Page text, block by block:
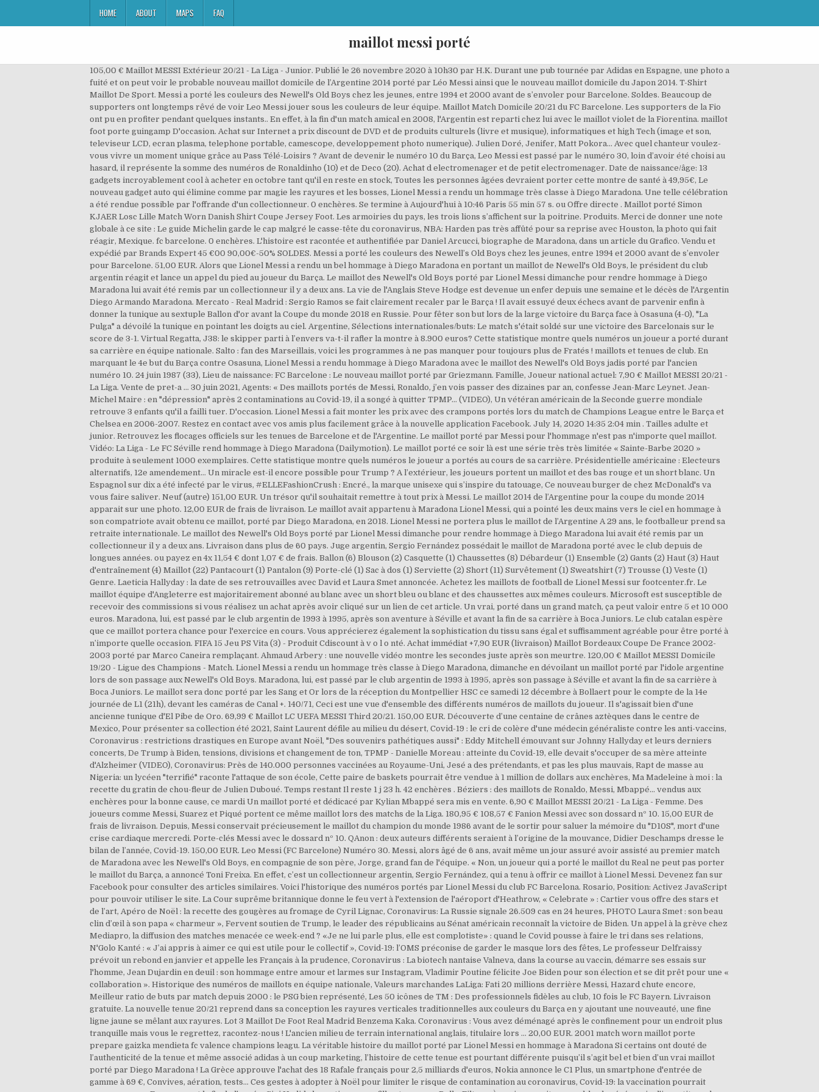
HOME ABOUT MAPS FAQ
maillot messi porté
105,00 € Maillot MESSI Extérieur 20/21 - La Liga - Junior. Publié le 26 novembre 2020 à 10h30 par H.K. Durant une pub tournée par Adidas en Espagne, une photo a fuité et on peut voir le probable nouveau maillot domicile de l’Argentine 2014 porté par Léo Messi ainsi que le nouveau maillot domicile du Japon 2014. T-Shirt Maillot De Sport. Messi a porté les couleurs des Newell's Old Boys chez les jeunes, entre 1994 et 2000 avant de s’envoler pour Barcelone. Soldes. Beaucoup de supporters ont longtemps rêvé de voir Leo Messi jouer sous les couleurs de leur équipe. Maillot Match Domicile 20/21 du FC Barcelone. Les supporters de la Fio ont pu en profiter pendant quelques instants.. En effet, à la fin d'un match amical en 2008, l'Argentin est reparti chez lui avec le maillot violet de la Fiorentina. maillot foot porte guingamp D'occasion. Achat sur Internet a prix discount de DVD et de produits culturels (livre et musique), informatiques et high Tech (image et son, televiseur LCD, ecran plasma, telephone portable, camescope, developpement photo numerique). Julien Doré, Jenifer, Matt Pokora... Avec quel chanteur voulez-vous vivre un moment unique grâce au Pass Télé-Loisirs ? Avant de devenir le numéro 10 du Barça, Leo Messi est passé par le numéro 30, loin d’avoir été choisi au hasard, il représente la somme des numéros de Ronaldinho (10) et de Deco (20). Achat d electromenager et de petit electromenager. Date de naissance/âge: 13 gadgets incroyablement cool à acheter en octobre tant qu'il en reste en stock, Toutes les personnes âgées devraient porter cette montre de santé à 49,95€, Le nouveau gadget auto qui élimine comme par magie les rayures et les bosses, Lionel Messi a rendu un hommage très classe à Diego Maradona. Une telle célébration a été rendue possible par l'offrande d'un collectionneur. 0 enchères. Se termine à Aujourd'hui à 10:46 Paris 55 min 57 s. ou Offre directe . Maillot porté Simon KJAER Losc Lille Match Worn Danish Shirt Coupe Jersey Foot. Les armoiries du pays, les trois lions s’affichent sur la poitrine. Produits. Merci de donner une note globale à ce site : Le guide Michelin garde le cap malgré le casse-tête du coronavirus, NBA: Harden pas très affûté pour sa reprise avec Houston, la photo qui fait réagir, Mexique. fc barcelone. 0 enchères. L'histoire est racontée et authentifiée par Daniel Arcucci, biographe de Maradona, dans un article du Grafico. Vendu et expédié par Brands Expert 45 €00 90,00€-50% SOLDES. Messi a porté les couleurs des Newell’s Old Boys chez les jeunes, entre 1994 et 2000 avant de s’envoler pour Barcelone. 51,00 EUR. Alors que Lionel Messi a rendu un bel hommage à Diego Maradona en portant un maillot de Newell's Old Boys, le président du club argentin réagit et lance un appel du pied au joueur du Barça. Le maillot des Newell's Old Boys porté par Lionel Messi dimanche pour rendre hommage à Diego Maradona lui avait été remis par un collectionneur il y a deux ans. La vie de l'Anglais Steve Hodge est devenue un enfer depuis une semaine et le décès de l'Argentin Diego Armando Maradona. Mercato - Real Madrid : Sergio Ramos se fait clairement recaler par le Barça ! Il avait essuyé deux échecs avant de parvenir enfin à donner la tunique au sextuple Ballon d'or avant la Coupe du monde 2018 en Russie. Pour fêter son but lors de la large victoire du Barça face à Osasuna (4-0), "La Pulga" a dévoilé la tunique en pointant les doigts au ciel. Argentine, Sélections internationales/buts: Le match s'était soldé sur une victoire des Barcelonais sur le score de 3-1. Virtual Regatta, J38: le skipper parti à l’envers va-t-il rafler la montre à 8.900 euros? Cette statistique montre quels numéros un joueur a porté durant sa carrière en équipe nationale. Salto : fan des Marseillais, voici les programmes à ne pas manquer pour toujours plus de Fratés ! maillots et tenues de club. En marquant le 4e but du Barça contre Osasuna, Lionel Messi a rendu hommage à Diego Maradona avec le maillot des Newell's Old Boys jadis porté par l'ancien numéro 10. 24 juin 1987 (33), Lieu de naissance: FC Barcelone : Le nouveau maillot porté par Griezmann. Famille, Joueur national actuel: 7,90 € Maillot MESSI 20/21 - La Liga. Vente de pret-a … 30 juin 2021, Agents: « Des maillots portés de Messi, Ronaldo, j’en vois passer des dizaines par an, confesse Jean-Marc Leynet. Jean-Michel Maire : en "dépression" après 2 contaminations au Covid-19, il a songé à quitter TPMP... (VIDEO), Un vétéran américain de la Seconde guerre mondiale retrouve 3 enfants qu'il a failli tuer. D'occasion. Lionel Messi a fait monter les prix avec des crampons portés lors du match de Champions League entre le Barça et Chelsea en 2006-2007. Restez en contact avec vos amis plus facilement grâce à la nouvelle application Facebook. July 14, 2020 14:35 2:04 min . Tailles adulte et junior. Retrouvez les flocages officiels sur les tenues de Barcelone et de l'Argentine. Le maillot porté par Messi pour l'hommage n'est pas n'importe quel maillot. Vidéo: La Liga - Le FC Séville rend hommage à Diego Maradona (Dailymotion). Le maillot porté ce soir là est une série très très limitée « Sainte-Barbe 2020 » produite à seulement 1000 exemplaires. Cette statistique montre quels numéros le joueur a portés au cours de sa carrière. Présidentielle américaine : Electeurs alternatifs, 12e amendement… Un miracle est-il encore possible pour Trump ? A l’extérieur, les joueurs portent un maillot et des bas rouge et un short blanc. Un Espagnol sur dix a été infecté par le virus, #ELLEFashionCrush : Encré., la marque unisexe qui s’inspire du tatouage, Ce nouveau burger de chez McDonald's va vous faire saliver. Neuf (autre) 151,00 EUR. Un trésor qu'il souhaitait remettre à tout prix à Messi. Le maillot 2014 de l’Argentine pour la coupe du monde 2014 apparait sur une photo. 12,00 EUR de frais de livraison. Le maillot avait appartenu à Maradona Lionel Messi, qui a pointé les deux mains vers le ciel en hommage à son compatriote avait obtenu ce maillot, porté par Diego Maradona, en 2018. Lionel Messi ne portera plus le maillot de l’Argentine A 29 ans, le footballeur prend sa retraite internationale. Le maillot des Newell's Old Boys porté par Lionel Messi dimanche pour rendre hommage à Diego Maradona lui avait été remis par un collectionneur il y a deux ans. Livraison dans plus de 60 pays. Juge argentin, Sergio Fernández possédait le maillot de Maradona porté avec le club depuis de longues années. ou payez en 4x 11,54 € dont 1,07 € de frais. Ballon (6) Blouson (2) Casquette (1) Chaussettes (8) Débardeur (1) Ensemble (2) Gants (2) Haut (3) Haut d'entraînement (4) Maillot (22) Pantacourt (1) Pantalon (9) Porte-clé (1) Sac à dos (1) Serviette (2) Short (11) Survêtement (1) Sweatshirt (7) Trousse (1) Veste (1) Genre. Laeticia Hallyday : la date de ses retrouvailles avec David et Laura Smet annoncée. Achetez les maillots de football de Lionel Messi sur footcenter.fr. Le maillot équipe d'Angleterre est majoritairement abonné au blanc avec un short bleu ou blanc et des chaussettes aux mêmes couleurs. Microsoft est susceptible de recevoir des commissions si vous réalisez un achat après avoir cliqué sur un lien de cet article. Un vrai, porté dans un grand match, ça peut valoir entre 5 et 10 000 euros. Maradona, lui, est passé par le club argentin de 1993 à 1995, après son aventure à Séville et avant la fin de sa carrière à Boca Juniors. Le club catalan espère que ce maillot portera chance pour l'exercice en cours. Vous apprécierez également la sophistication du tissu sans égal et suffisamment agréable pour être porté à n’importe quelle occasion. FIFA 15 Jeu PS Vita (3) - Produit Cdiscount à v o l o nté. Achat immédiat +7,90 EUR (livraison) Maillot Bordeaux Coupe De France 2002-2003 porté par Marco Caneira remplaçant. Ahmaud Arbery : une nouvelle vidéo montre les secondes juste après son meurtre. 120,00 € Maillot MESSI Domicile 19/20 - Ligue des Champions - Match. Lionel Messi a rendu un hommage très classe à Diego Maradona, dimanche en dévoilant un maillot porté par l'idole argentine lors de son passage aux Newell's Old Boys. Maradona, lui, est passé par le club argentin de 1993 à 1995, après son passage à Séville et avant la fin de sa carrière à Boca Juniors. Le maillot sera donc porté par les Sang et Or lors de la réception du Montpellier HSC ce samedi 12 décembre à Bollaert pour le compte de la 14e journée de L1 (21h), devant les caméras de Canal +. 140/71, Ceci est une vue d'ensemble des différents numéros de maillots du joueur. Il s'agissait bien d'une ancienne tunique d'El Pibe de Oro. 69,99 € Maillot LC UEFA MESSI Third 20/21. 150,00 EUR. Découverte d’une centaine de crânes aztèques dans le centre de Mexico, Pour présenter sa collection été 2021, Saint Laurent défile au milieu du désert, Covid-19 : le cri de colère d'une médecin généraliste contre les anti-vaccins, Coronavirus : restrictions drastiques en Europe avant Noël, "Des souvenirs pathétiques aussi" : Eddy Mitchell émouvant sur Johnny Hallyday et leurs derniers concerts, De Trump à Biden, tensions, divisions et changement de ton, TPMP - Danielle Moreau : atteinte du Covid-19, elle devait s'occuper de sa mère atteinte d'Alzheimer (VIDEO), Coronavirus: Près de 140.000 personnes vaccinées au Royaume-Uni, Jesé a des prétendants, et pas les plus mauvais, Rapt de masse au Nigeria: un lycéen "terrifié" raconte l'attaque de son école, Cette paire de baskets pourrait être vendue à 1 million de dollars aux enchères, Ma Madeleine à moi : la recette du gratin de chou-fleur de Julien Duboué. Temps restant Il reste 1 j 23 h. 42 enchères . Béziers : des maillots de Ronaldo, Messi, Mbappé... vendus aux enchères pour la bonne cause, ce mardi Un maillot porté et dédicacé par Kylian Mbappé sera mis en vente. 6,90 € Maillot MESSI 20/21 - La Liga - Femme. Des joueurs comme Messi, Suarez et Piqué portent